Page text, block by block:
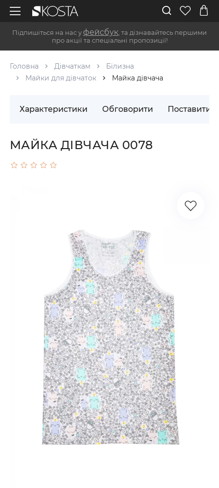
Підпишіться на нас у фейсбук , та дізнавайтесь першими
про акції та спеціальні пропозиції!
Головна Дівчаткам
Білизна
Майки для дівчаток
Майка дівчача
Характеристики Обговорити Поставити
МАЙКА ДІВЧАЧА 0078